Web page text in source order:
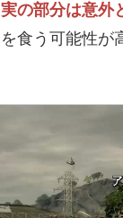
の部分は意外
食う可能性が